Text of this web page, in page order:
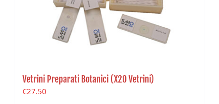
Vetrini Preparati Botanici (X20 Vetrini)
€27.50